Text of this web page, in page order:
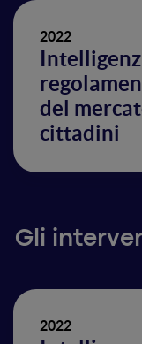
2022
del
cittadini
Gli
2022